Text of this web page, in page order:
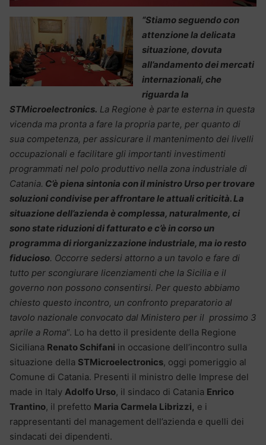
“Stiamo seguendo con
attenzione la delicata
situazione, dovuta
all’andamento dei mercati
internazionali, che
riguarda la
STMicroelectronics. La Regione è parte esterna in questa
vicenda ma pronta a fare la propria parte, per quanto di
sua competenza, per assicurare il mantenimento dei livelli
occupazionali e facilitare gli importanti investimenti
programmati nel polo produttivo nella zona industriale di
Catania. C’è piena sintonia con il ministro Urso per trovare
soluzioni condivise per affrontare le attuali criticità. La
situazione dell’azienda è complessa, naturalmente, ci
sono state riduzioni di fatturato e c’è in corso un
programma di riorganizzazione industriale, ma io resto
fiducioso. Occorre sedersi attorno a un tavolo e fare di
tutto per scongiurare licenziamenti che la Sicilia e il
governo non possono consentirsi. Per questo abbiamo
chiesto questo incontro, un confronto preparatorio al
tavolo nazionale convocato dal Ministero per il prossimo 3
aprile a Roma“. Lo ha detto il presidente della Regione
Siciliana Renato Schifani in occasione dell’incontro sulla
situazione della STMicroelectronics, oggi pomeriggio al
Comune di Catania. Presenti il ministro delle Imprese del
made in Italy Adolfo Urso, il sindaco di Catania Enrico
Trantino, il prefetto Maria Carmela Librizzi, e i
rappresentanti del management dell’azienda e quelli dei
sindacati dei dipendenti.